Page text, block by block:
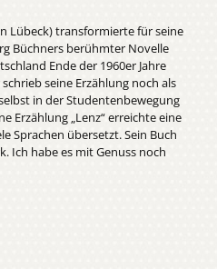
Lübeck) transformierte für seine
Büchners berühmter Novelle
Ende der 1960er Jahre
seine Erzählung noch als
in der Studentenbewegung
Erzählung „Lenz“ erreichte eine
Sprachen übersetzt. Sein Buch
Ich habe es mit Genuss noch